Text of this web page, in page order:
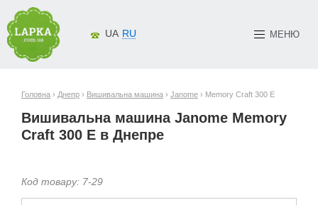
МЕНЮ
UA RU
Головна › Днепр › Вишивальна машина › Janome › Memory Craft 300 E
Вишивальна машина Janome Memory
Craft 300 E в Днепре
Код товару: 7-29